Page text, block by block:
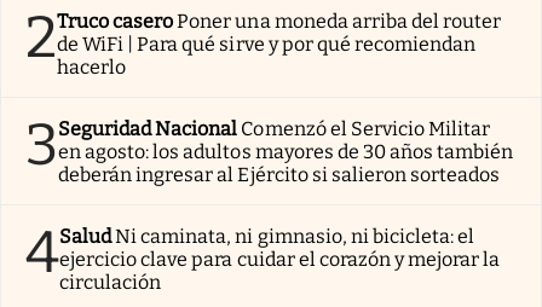
2Truco caseroPoner una moneda arriba del router
de WiFi | Para qué sirve y por qué recomiendan
hacerlo
3Seguridad Nacional Comenzó el Servicio Militar
en agosto: los adultos mayores de 30 años también
deberán ingresar al Ejército si salieron sorteados
4SaludNi caminata, ni gimnasio, ni bicicleta: el
ejercicio clave para cuidar el corazón y mejorar la
circulación